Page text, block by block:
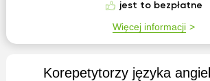
jest to bezpłatne
Więcej informacji
Korepetytorzy języka